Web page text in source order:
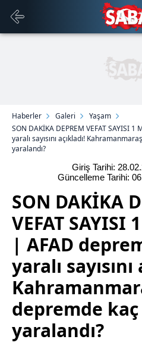
Haberler Galeri
Yaşam
SON DAKİKA DEPREM VEFAT SAYISI
yaralı sayısını açıkladı!
yaralandı?
Giriş Tarihi:
Güncelleme Tarihi:
SON DAKİKA
VEFAT SAYISI
| AFAD
yaralı sayısını
depremde
yaralandı?